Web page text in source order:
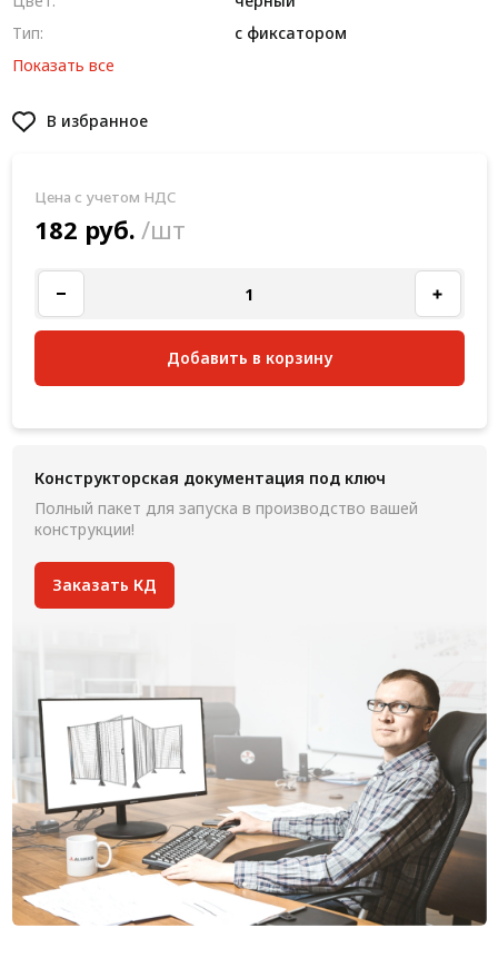
Тип:
с фиксатором
Показать все
В избранное
Цена с учетом НДС
182 руб. /шт
Добавить в корзину
Конструкторская документация под ключ
Полный пакет для запуска в производство вашей
конструкции!
Заказать КД